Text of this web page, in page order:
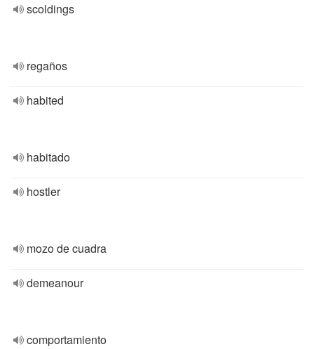
scoldings
regaños
habited
habitado
hostler
mozo de cuadra
demeanour
comportamiento